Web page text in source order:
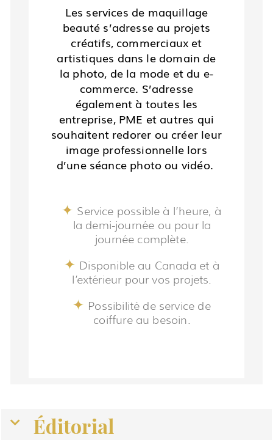
Les services de maquillage
beauté s’adresse au projets
créatifs, commerciaux et
artistiques dans le domain de
la photo, de la mode et du e-
commerce. S’adresse
également à toutes les
entreprise, PME et autres qui
souhaitent redorer ou créer leur
image professionnelle lors
d’une séance photo ou vidéo.
Service possible à l’heure, à
la demi-journée ou pour la
journée complète.
Disponible au Canada et à
l’extérieur pour vos projets.
Possibilité de service de
coiffure au besoin.
Éditorial